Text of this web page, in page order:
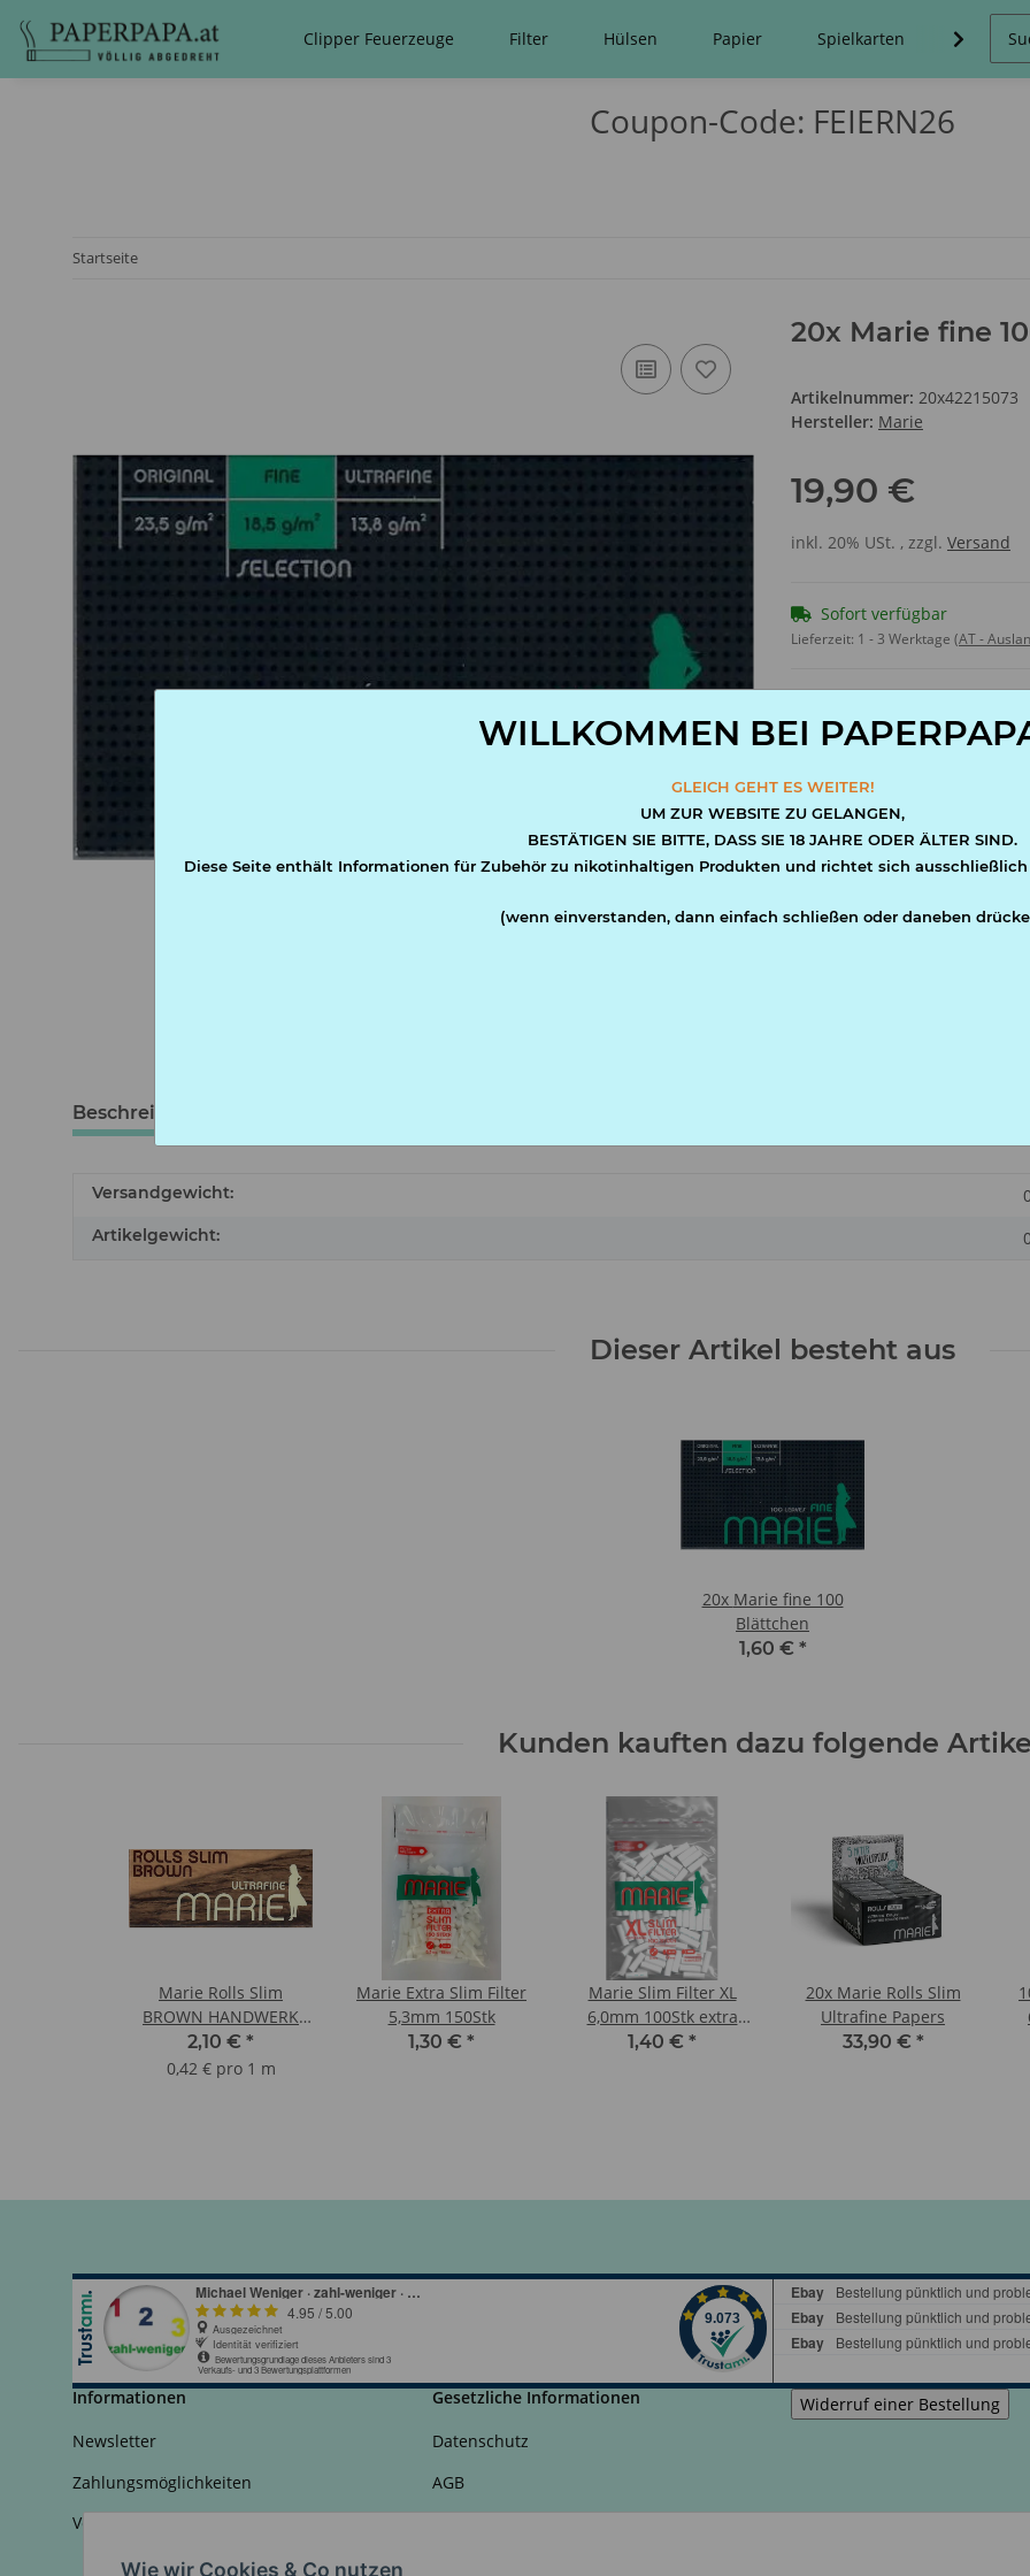
Clipper Feuerzeuge Filter Hülsen Papier Spielkarten
Coupon-Code: FEIERN26
Startseite
20x Marie fine
Artikelnummer: 20x42215073
Hersteller: Marie
19,90 €
inkl. 20% USt. , zzgl. Versand
Sofort verfügbar
Lieferzeit: 1 - 3 Werktage (AT -
Beschreibung
Versandgewicht:
Artikelgewicht:
Dieser Artikel besteht aus
20x Marie fine 100
Blättchen
1,60 € *
Kunden kauften dazu folgende
Marie Rolls Slim
BROWN HANDWERK
5m
2,10 € *
0,42 € pro 1 m
Marie Extra Slim Filter
5,3mm 150Stk
1,30 € *
Marie Slim Filter XL
6,0mm 100Stk extra
lang 19mm
1,40 € *
20x Marie Rolls Slim
Ultrafine Papers
33,90 € *
Informationen
Newsletter
Zahlungsmöglichkeiten
Versandinformationen
Gesetzliche Informationen
Datenschutz
AGB
Wie wir Cookies & Co nutzen
WILLKOMMEN BEI
GLEICH GEHT ES WEITER!
UM ZUR WEBSITE ZU GELANGEN,
BESTÄTIGEN SIE BITTE, DASS SIE 18 JAHRE ODER ÄLTER SIND.
Diese Seite enthält Informationen für Zubehör zu nikotinhaltigen Produkten und richtet sich ausschließlich
(wenn einverstanden, dann einfach schließen oder daneben